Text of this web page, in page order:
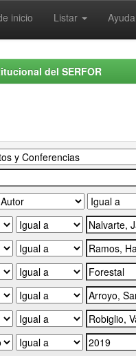
inicio Listar Ayuda
del SERFOR